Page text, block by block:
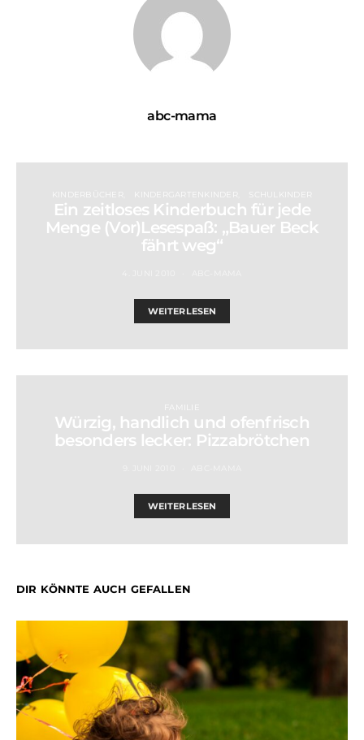
abc-mama
KINDERBÜCHER KINDERGARTENKINDER SCHULKINDER
Ein zeitloses Kinderbuch für jede
Menge (Vor)Lesespaß: „Bauer Beck
fährt weg“
WEITERLESEN
FAMILIE
Würzig, handlich und ofenfrisch
besonders lecker: Pizzabrötchen
WEITERLESEN
DIR KÖNNTE AUCH GEFALLEN